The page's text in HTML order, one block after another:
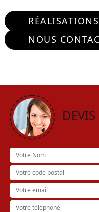
RÉALISATIONS
NOUS